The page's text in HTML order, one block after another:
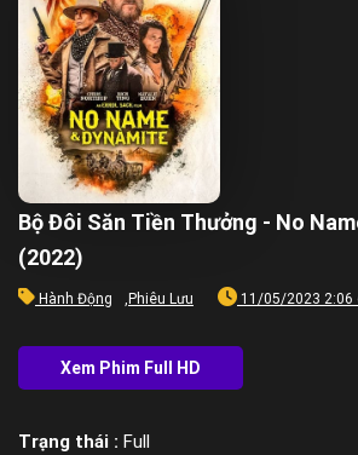
Bộ Đôi Săn Tiền Thưởng - No
(2022)
Hành Động , Phiêu Lưu 11/05/2023 2:06
Trạng thái : Full